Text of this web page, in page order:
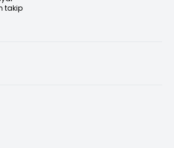
takip